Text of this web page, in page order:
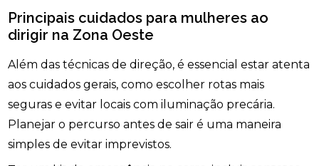
Principais cuidados para mulheres ao
dirigir na Zona Oeste
Além das técnicas de direção, é essencial estar atenta
aos cuidados gerais, como escolher rotas mais
seguras e evitar locais com iluminação precária.
Planejar o percurso antes de sair é uma maneira
simples de evitar imprevistos.